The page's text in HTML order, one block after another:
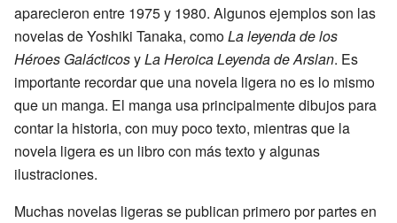
aparecieron entre 1975 y 1980. Algunos ejemplos son las
novelas de Yoshiki Tanaka, comoLa leyenda de los
Héroes GalácticosyLa Heroica Leyenda de Arslan. Es
importante recordar que una novela ligera no es lo mismo
que un manga. El manga usa principalmente dibujos para
contar la historia, con muy poco texto, mientras que la
novela ligera es un libro con más texto y algunas
ilustraciones.
Muchas novelas ligeras se publican primero por partes en